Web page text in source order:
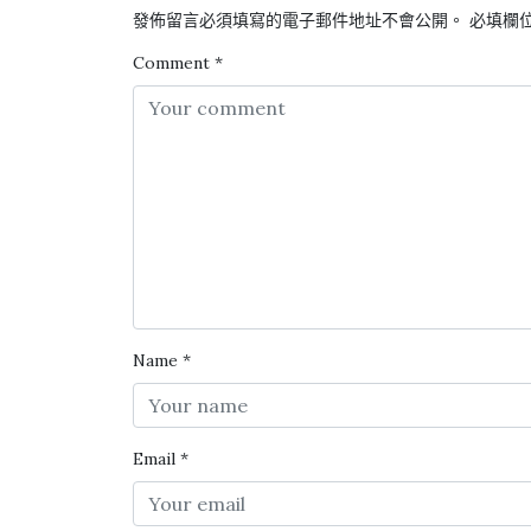
發佈留言必須填寫的電子郵件地址不會公開。 必填欄
Comment *
Name *
Email *